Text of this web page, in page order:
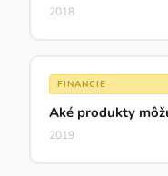
2018
FINANCIE
Aké produkty
2019